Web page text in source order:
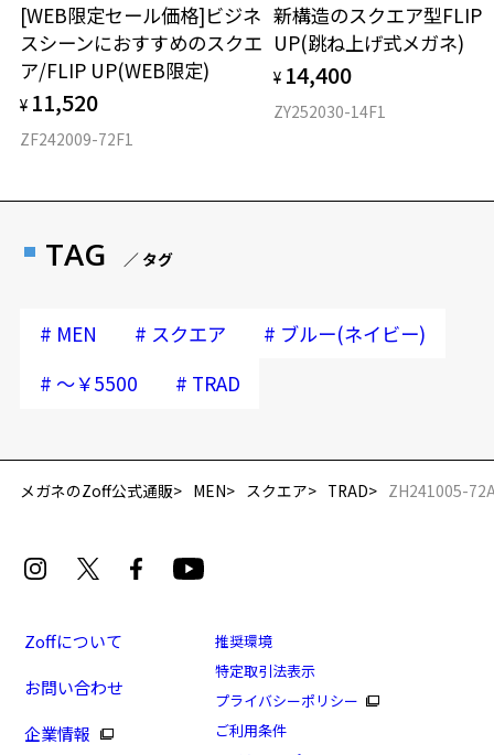
[スペシャルプライス]BASIC STYLE
[WEB限定セール価格]ビジネ
スシーンにおすすめのスクエ
ア/FLIP UP(WEB限定)
¥ 11,520
ZF242009-72F1
新構造のスクエア型FLIP
UP(跳ね上げ式メガネ)
¥ 14,400
ZY252030-14F1
TAG ／ タグ
# MEN # スクエア # ブルー(ネイビー)
# ～￥5500 # TRAD
メガネのZoff公式通販 MEN スクエア TRAD ZH241005-
Zoffについて
お問い合わせ
企業情報
推奨環境
特定取引法表示
プライバシーポリシー
ご利用条件